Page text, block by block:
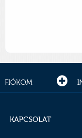
FIÓKOM
KAPCSOLAT